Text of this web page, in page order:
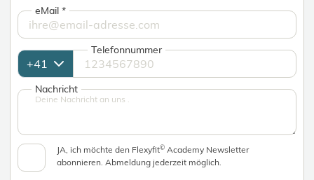
eMail*
Telefonnummer
Nachricht
JA, ich möchte den Flexyfit© Academy Newsletter
abonnieren. Abmeldung jederzeit möglich.